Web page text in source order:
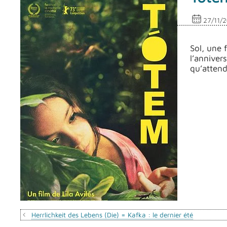
27/11/
Sol, une
Herrlichkeit des Lebens (Die) = Kafka : le dernier été